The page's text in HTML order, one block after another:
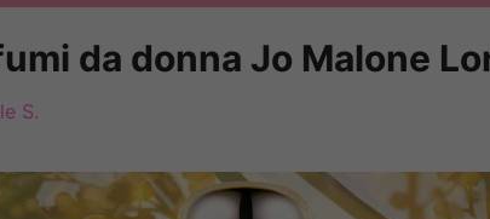
da donna Jo Malone
S.